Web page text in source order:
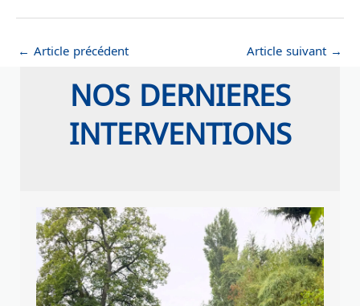
← Article précédent Article suivant →
NOS DERNIERES
INTERVENTIONS